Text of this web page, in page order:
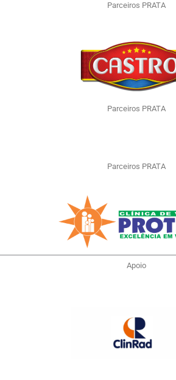
Parceiros PRATA
Parceiros PRATA
Parceiros PRATA
Apoio